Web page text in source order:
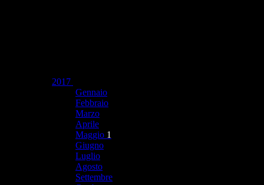
2017
Gennaio
Febbraio
Marzo
Aprile
Maggio 1
Giugno
Luglio
Agosto
Settembre